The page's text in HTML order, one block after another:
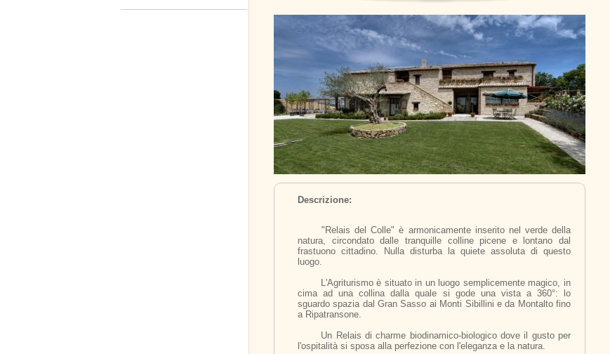
Descrizione:
	"Relais del Colle" è armonicamente inserito nel verde della
natura, circondato dalle tranquille colline picene e lontano dal
frastuono cittadino. Nulla disturba la quiete assoluta di questo
luogo.
cima ad una collina dalla quale si gode una vista a 360°: lo
sguardo spazia dal Gran Sasso ai Monti Sibillini e da Montalto fino
a Ripatransone.
l'ospitalità si sposa alla perfezione con l'eleganza e la natura.